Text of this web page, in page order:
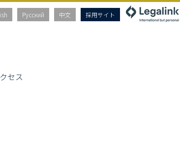
Русский 中文 採用サイト
セス